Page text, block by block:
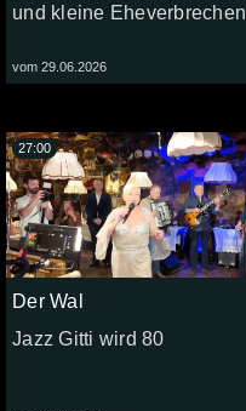
und kleine Eheverbrechen
vom 29.06.2026
Der Wal
Jazz Gitti wird 80
27:00